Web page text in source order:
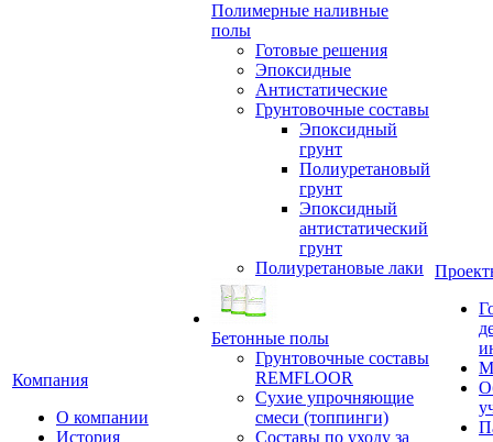
Компания
О компании
История
Полимерные наливные
полы
Готовые решения
Эпоксидные
Антистатические
Грунтовочные составы
Эпоксидный
грунт
Полиуретановый
грунт
Эпоксидный
антистатический
грунт
Полиуретановые лаки
Бетонные полы
Грунтовочные составы
REMFLOOR
Сухие упрочняющие
смеси (топпинги)
Составы по уходу за